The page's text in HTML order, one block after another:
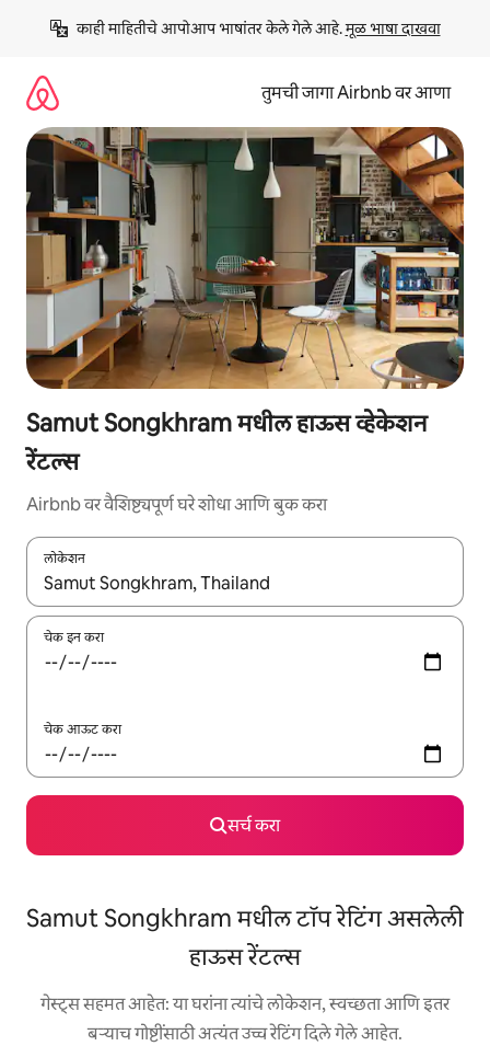
काही माहितीचे आपोआप भाषांतर केले गेले आहे. मूळ भाषा दाखवा
तुमची जागा Airbnb वर आणा
Samut Songkhram मधील हाऊस व्हेकेशन
रेंटल्स
Airbnb वर वैशिष्ट्यपूर्ण घरे शोधा आणि बुक करा
लोकेशन
जेव्हा परिणाम उपलब्ध असतील, तेव्हा वरच्या आणि खाली बाणांच्या किजसह
चेक इन करा
चेक आऊट करा
सर्च करा
Samut Songkhram मधील टॉप रेटिंग असलेली
हाऊस रेंटल्स
गेस्ट्स सहमत आहेत: या घरांना त्यांचे लोकेशन, स्वच्छता आणि इतर
बऱ्याच गोष्टींसाठी अत्यंत उच्च रेटिंग दिले गेले आहेत.